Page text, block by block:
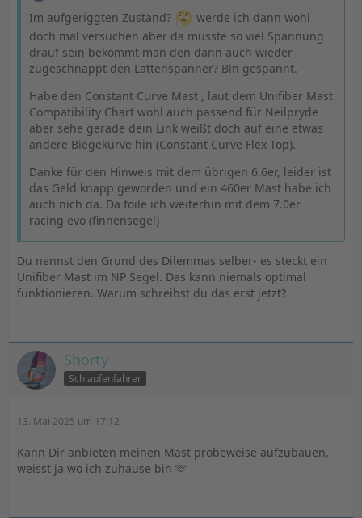
Im aufgeriggten Zustand?
werde ich dann wohl
doch mal versuchen aber da müsste so viel Spannung
drauf sein bekommt man den dann auch wieder
zugeschnappt den Lattenspanner? Bin gespannt.
Habe den Constant Curve Mast , laut dem Unifiber Mast
Compatibility Chart wohl auch passend für Neilpryde
aber sehe gerade dein Link weißt doch auf eine etwas
andere Biegekurve hin (Constant Curve Flex Top).
Danke für den Hinweis mit dem übrigen 6.6er, leider ist
das Geld knapp geworden und ein 460er Mast habe ich
auch nich da. Da foile ich weiterhin mit dem 7.0er
racing evo (finnensegel)
Du nennst den Grund des Dilemmas selber- es steckt ein
Unifiber Mast im NP Segel. Das kann niemals optimal
funktionieren. Warum schreibst du das erst jetzt?
Shorty
Schlaufenfahrer
13. Mai 2025 um 17:12
Kann Dir anbieten meinen Mast probeweise aufzubauen,
weisst ja wo ich zuhause bin 🫶